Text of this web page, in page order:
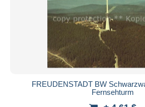
FREUDENSTADT BW
Fernsehturm